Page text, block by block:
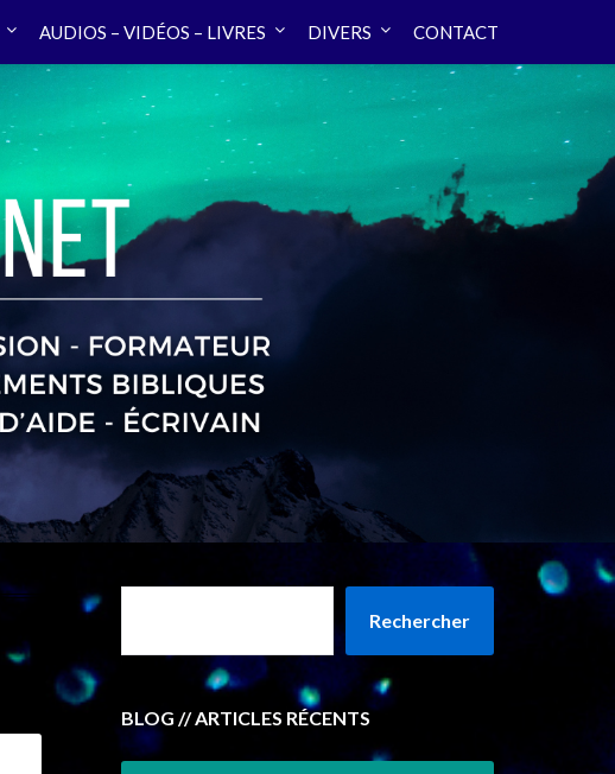
AUDIOS – VIDÉOS – LIVRES DIVERS CONTACT
Rechercher
BLOG // ARTICLES RÉCENTS